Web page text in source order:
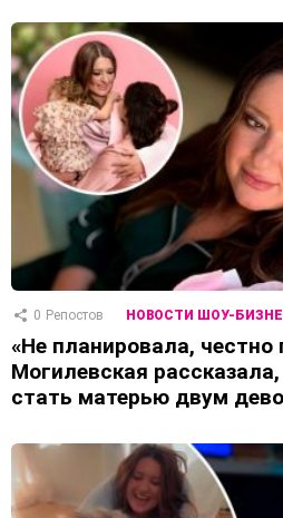
0 Репостов НОВОСТИ ШОУ-
«Не планировала, честно
Могилевская
стать матерью двум